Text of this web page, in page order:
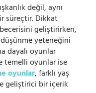
değil, aynı
süreçtir. Dikkat
geliştirirken,
yeteneğini
dayalı oyunlar
temelli oyunlar ise
oyunlar, farklı yaş
geliştirici bir içerik